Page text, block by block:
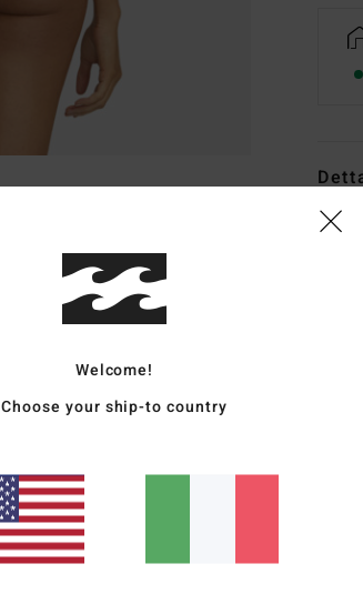
e
Welcome!
Choose your ship-to country